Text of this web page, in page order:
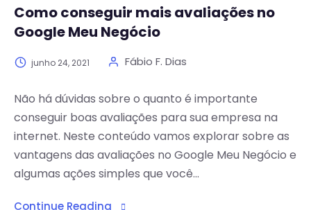
Como conseguir mais avaliações no
Google Meu Negócio
junho 24, 2021 Fábio F. Dias
Não há dúvidas sobre o quanto é importante
conseguir boas avaliações para sua empresa na
internet. Neste conteúdo vamos explorar sobre as
vantagens das avaliações no Google Meu Negócio e
algumas ações simples que você...
Continue Reading